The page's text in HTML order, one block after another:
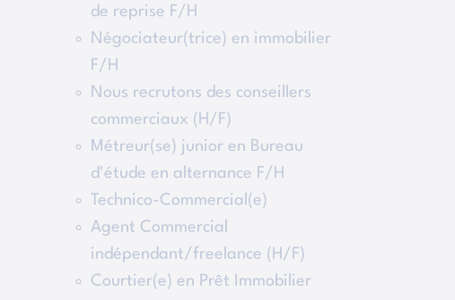
de reprise F/H
Négociateur(trice) en immobilier
F/H
Nous recrutons des conseillers
commerciaux (H/F)
Métreur(se) junior en Bureau
d'étude en alternance F/H
Technico-Commercial(e)
Agent Commercial
indépendant/freelance (H/F)
Courtier(e) en Prêt Immobilier